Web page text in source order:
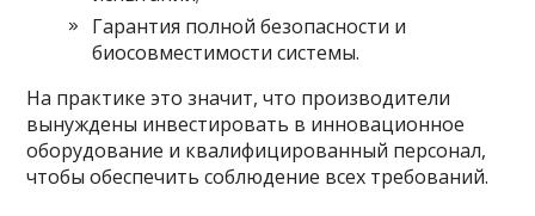
Гарантия полной безопасности и
биосовместимости системы.
На практике это значит, что производители
вынуждены инвестировать в инновационное
оборудование и квалифицированный персонал,
чтобы обеспечить соблюдение всех требований.